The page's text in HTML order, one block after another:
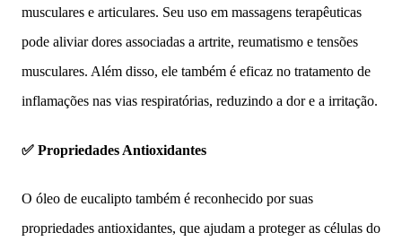
musculares e articulares. Seu uso em massagens terapêuticas
pode aliviar dores associadas a artrite, reumatismo e tensões
musculares. Além disso, ele também é eficaz no tratamento de
inflamações nas vias respiratórias, reduzindo a dor e a irritação.
✅ Propriedades Antioxidantes
O óleo de eucalipto também é reconhecido por suas
propriedades antioxidantes, que ajudam a proteger as células do